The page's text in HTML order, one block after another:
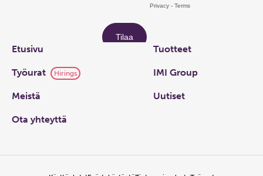
Links
Etusivu Tuotteet
Työurat Hirings IMI Group
Meistä Uutiset
Ota yhteyttä